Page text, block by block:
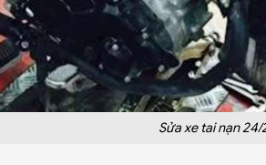
Sửa xe tai nạn 24/